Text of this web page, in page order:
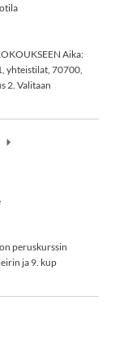
Aika:
yhteistilat, 70700,
2. Valitaan
peruskurssin
ja 9. kup